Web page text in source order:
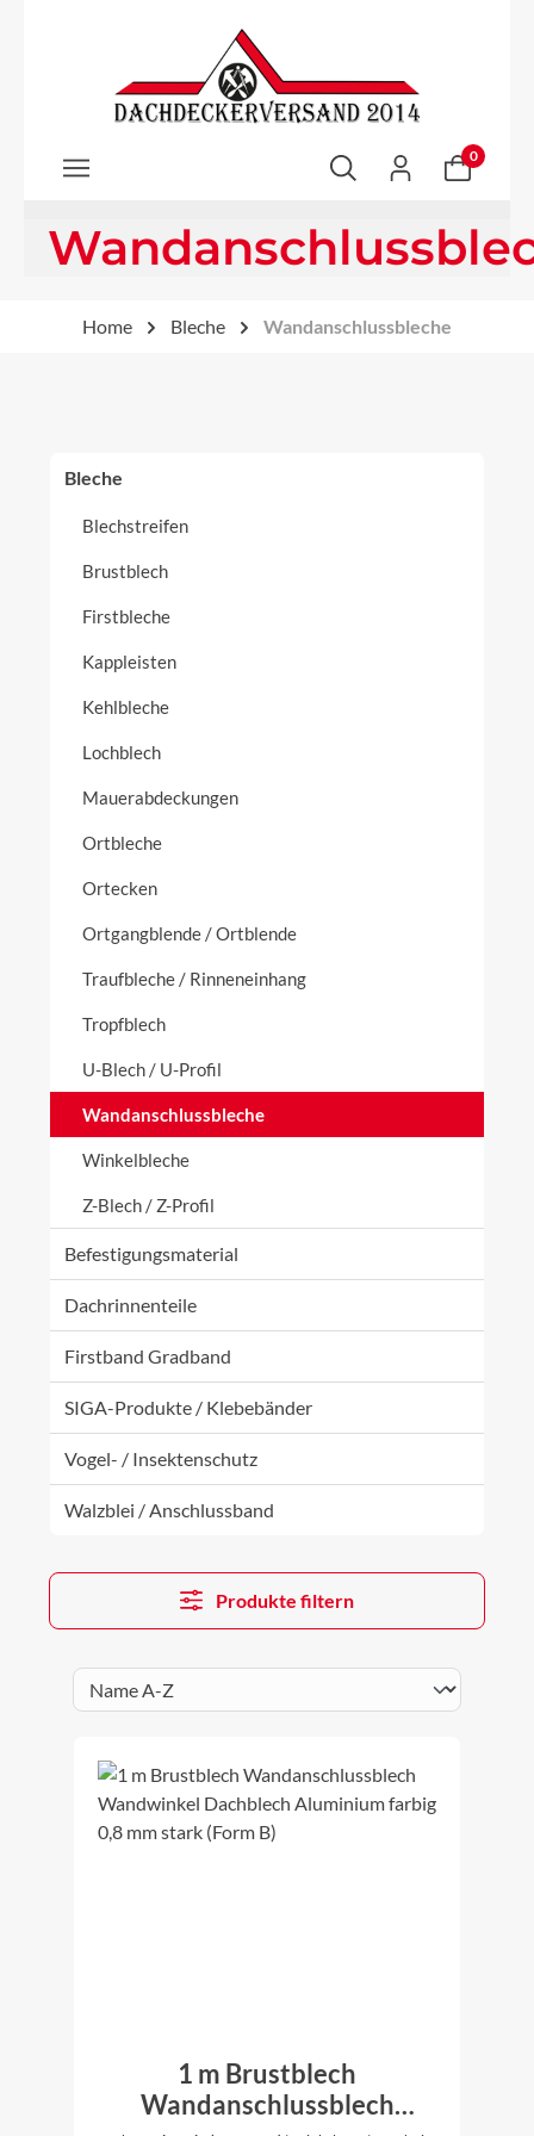
Zum Hauptinhalt springen
0
Home Bleche Wandanschlussbleche
Bleche
Blechstreifen
Brustblech
Firstbleche
Kappleisten
Kehlbleche
Lochblech
Mauerabdeckungen
Ortbleche
Ortecken
Ortgangblende / Ortblende
Traufbleche / Rinneneinhang
Tropfblech
U-Blech / U-Profil
Wandanschlussbleche
Winkelbleche
Z-Blech / Z-Profil
Befestigungsmaterial
Dachrinnenteile
Firstband Gradband
SIGA-Produkte / Klebebänder
Vogel- / Insektenschutz
Walzblei / Anschlussband
Produkte filtern
1 m Brustblech
Wandanschlussblech